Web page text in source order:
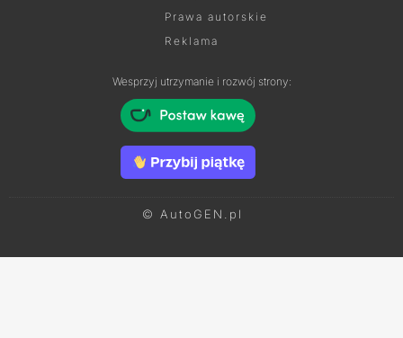
Prawa autorskie
Reklama
Wesprzyj utrzymanie i rozwój strony:
© AutoGEN.pl